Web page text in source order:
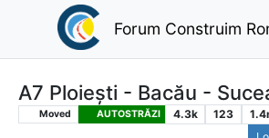
Forum Construim
A7 Ploiești - Bacău -
Moved AUTOSTRĂZI 4.3k 123